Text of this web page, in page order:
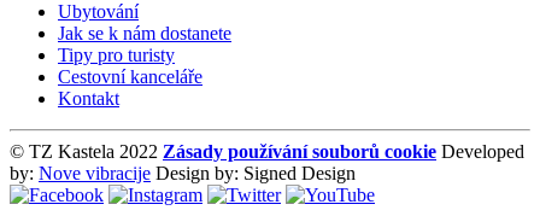
Ubytování
Jak se k nám dostanete
Tipy pro turisty
Cestovní kanceláře
Kontakt
© TZ Kastela 2022 Zásady používání souborů cookie Developed
by: Nove vibracije Design by: Signed Design